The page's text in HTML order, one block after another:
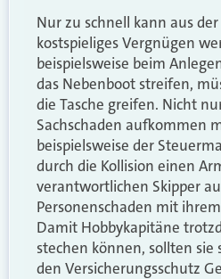
Nur zu schnell kann aus
kostspieliges Vergnügen
beispielsweise beim
das Nebenboot streifen,
die Tasche greifen. Nicht
Sachschaden aufkommen
beispielsweise der
durch die Kollision einen
verantwortlichen Skipper
Personenschaden mit
Damit Hobbykapitäne
stechen können, sollten
den Versicherungsschutz